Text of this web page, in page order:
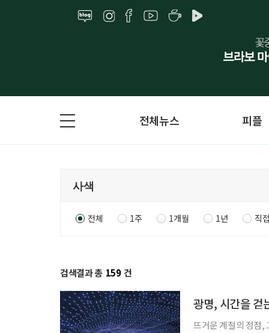
전체뉴스 피플
전체 1주 1개월 1년 직
검색결과 총 159 건
광명, 시간을 걷
뜨거운 계절의 정점,